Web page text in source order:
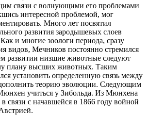
связи с волнующими его проблемами
интересной проблемой, мог
Много лет посвятил
развития зародышевых слоев
и многие зоологи периода, сразу
видов, Мечников постоянно стремился
развитии низшие животные следуют
плану высших животных. Таким
установить определенную связь между
теорию эволюции. Следующим
учиться у Зибольда. Из Мюнхена
связи с начавшейся в 1866 году войной